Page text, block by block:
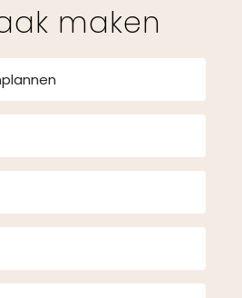
maken